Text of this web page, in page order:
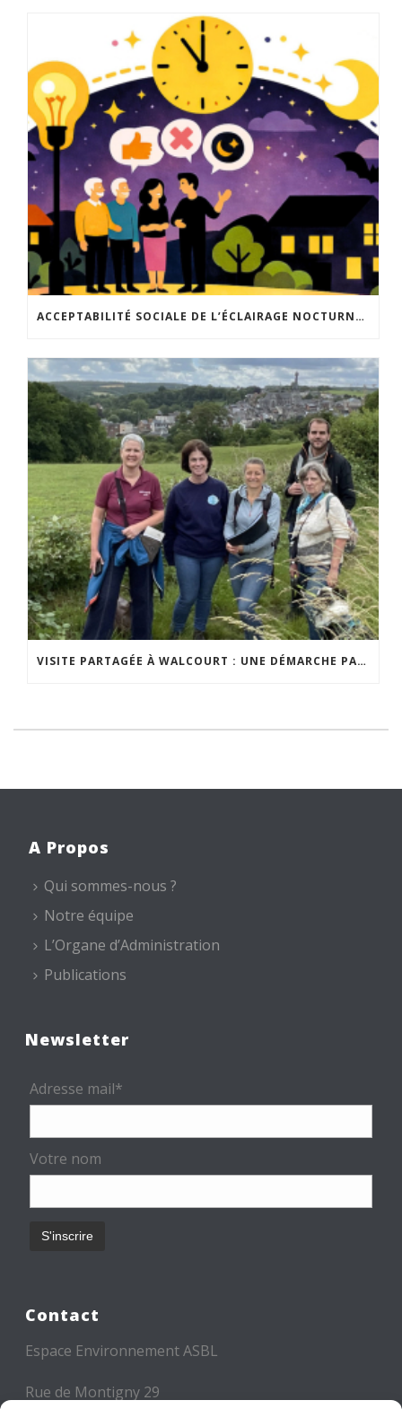
ACCEPTABILITÉ SOCIALE DE L’ÉCLAIRAGE NOCTURNE : LE REPLAY EST DISPONIBLE
VISITE PARTAGÉE À WALCOURT : UNE DÉMARCHE PARTICIPATIVE ANIMÉE PAR ESPACE ENVIRONNEMENT
A Propos
Qui sommes-nous ?
Notre équipe
L’Organe d’Administration
Publications
Newsletter
Adresse mail*
Votre nom
Contact
Espace Environnement ASBL
Rue de Montigny 29